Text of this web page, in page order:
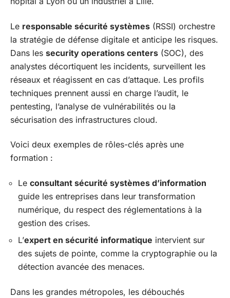
Le responsable sécurité systèmes (RSSI) orchestre
la stratégie de défense digitale et anticipe les risques.
Dans les security operations centers (SOC), des
analystes décortiquent les incidents, surveillent les
réseaux et réagissent en cas d’attaque. Les profils
techniques prennent aussi en charge l’audit, le
pentesting, l’analyse de vulnérabilités ou la
sécurisation des infrastructures cloud.
Voici deux exemples de rôles-clés après une
formation :
Le consultant sécurité systèmes d’information
guide les entreprises dans leur transformation
numérique, du respect des réglementations à la
gestion des crises.
L’expert en sécurité informatique intervient sur
des sujets de pointe, comme la cryptographie ou la
détection avancée des menaces.
Dans les grandes métropoles, les débouchés